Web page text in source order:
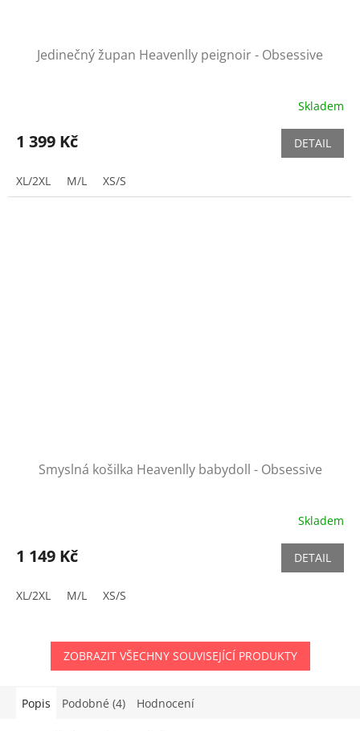
Jedinečný župan Heavenlly peignoir - Obsessive
Skladem
1 399 Kč DETAIL
XL/2XL M/L XS/S
Smyslná košilka Heavenlly babydoll - Obsessive
Skladem
1 149 Kč DETAIL
XL/2XL M/L XS/S
ZOBRAZIT VŠECHNY SOUVISEJÍCÍ PRODUKTY
Popis Podobné (4) Hodnocení